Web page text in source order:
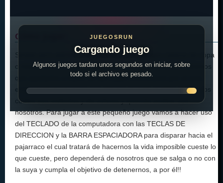
JUEGOSRUN
Cargando juego
Algunos juegos tardan unos segundos en iniciar, sobre
todo si el archivo es pesado.
Cómo jugar:
Simple pero adictivo juego de nuestros amigos cabeza de copa
o mejor conocidos en el ambiente como cupheads, tendremos
que ayudarlos a hacer de las suyas moviéndose por el aire,
esquivando los huevos que dispara el malo maldito pájaro, los
cuales son violentos y de colores y querrán acabar con
nosotros. Para jugar a este pequeño juego vamos a hacer uso
del TECLADO de la computadora con las TECLAS DE
DIRECCION y la BARRA ESPACIADORA para disparar hacia el
pajarraco el cual tratará de hacernos la vida imposible cueste lo
que cueste, pero dependerá de nosotros que se salga o no con
la suya y cumpla el objetivo de detenernos, a por él!!